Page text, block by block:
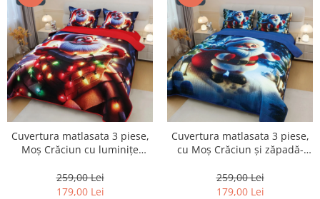
Cuvertura matlasata 3 piese,
Moș Crăciun cu luminițe
259,00 Lei
179,00 Lei
Cuvertura matlasata 3 piese,
cu Moș Crăciun și zăpadă-
259,00 Lei
179,00 Lei